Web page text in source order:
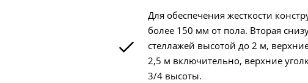
Для обеспечения жесткости
более 150 мм от пола. Вторая
стеллажей высотой до 2 м,
2,5 м включительно, верхние
3/4 высоты.